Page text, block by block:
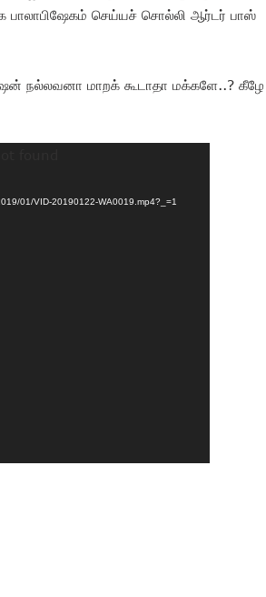
செய்யச் சொல்லி ஆர்டர் பாஸ்
நல்லவனா மாறக் கூடாதா மக்களே..? கீழே
01/VID-20190122-WA0019.mp4?_=1